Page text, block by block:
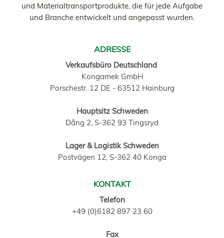
und Materialtransportprodukte, die für jede Aufgabe
und Branche entwickelt und angepasst wurden.
ADRESSE
Verkaufsbüro Deutschland
Kongamek GmbH
Porschestr. 12 DE - 63512 Hainburg
Hauptsitz Schweden
Dång 2, S-362 93 Tingsryd
Lager & Logistik Schweden
Postvägen 12, S-362 40 Konga
KONTAKT
Telefon
+49 (0)6182 897 23 60
Fax